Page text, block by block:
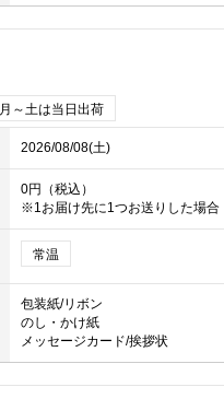
月～土は当日出荷
2026/08/08(土)
0円（税込）
※1お届け先に1つお送りした場合
常温
包装紙/リボン
のし・かけ紙
メッセージカード/挨拶状